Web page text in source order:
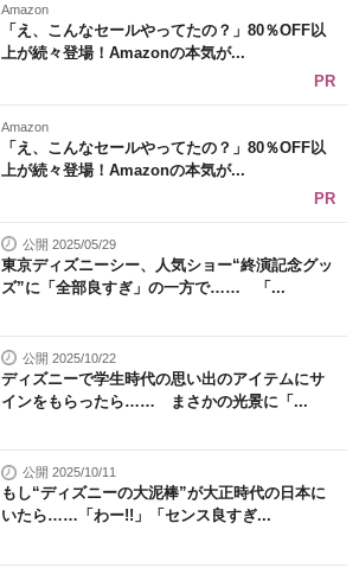
Amazon
「え、こんなセールやってたの？」80％OFF以
上が続々登場！Amazonの本気が...
PR
Amazon
「え、こんなセールやってたの？」80％OFF以
上が続々登場！Amazonの本気が...
PR
公開 2025/05/29
東京ディズニーシー、人気ショー“終演記念グッ
ズ”に「全部良すぎ」の一方で…… 「...
公開 2025/10/22
ディズニーで学生時代の思い出のアイテムにサ
インをもらったら…… まさかの光景に「...
公開 2025/10/11
もし“ディズニーの大泥棒”が大正時代の日本に
いたら……「わー!!」「センス良すぎ...